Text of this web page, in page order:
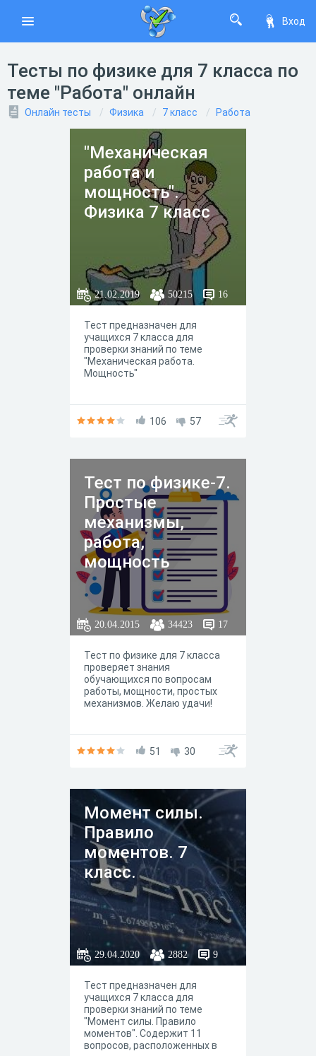
Вход
Тесты по физике для 7 класса по
теме "Работа" онлайн
Онлайн тесты Физика 7 класс Работа
"Механическая
работа и
мощность".
Физика 7 класс
21.02.2019 50215 16
Тест предназначен для
учащихся 7 класса для
проверки знаний по теме
"Механическая работа.
Мощность"
106 57
Тест по физике-7.
Простые
механизмы,
работа,
мощность
20.04.2015 34423 17
Тест по физике для 7 класса
проверяет знания
обучающихся по вопросам
работы, мощности, простых
механизмов. Желаю удачи!
51 30
Момент силы.
Правило
моментов. 7
класс.
29.04.2020 2882 9
Тест предназначен для
учащихся 7 класса для
проверки знаний по теме
"Момент силы. Правило
моментов". Содержит 11
вопросов, расположенных в